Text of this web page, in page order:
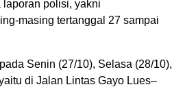
polisi, yakni
masing tertanggal 27 sampai
Senin (27/10), Selasa (28/10),
di Jalan Lintas Gayo Lues–